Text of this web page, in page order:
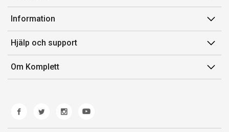
Konto
Orderhistorik
Presentkort
Komplett Club
Information
Försäljningsvillkor
Medlemsvillkor for Komplett Club
Lediga tjänster
Hjälp och support
Kontakta oss
Kundservice
Produkthjälp och retur
Felsökning och guider
Om Komplett